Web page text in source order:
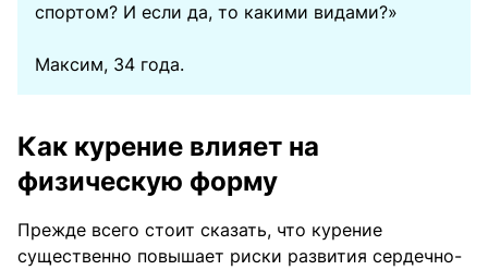
спортом? И если да, то какими видами?»
Максим, 34 года.
Как курение влияет на
физическую форму
Прежде всего стоит сказать, что курение
существенно повышает риски развития сердечно-